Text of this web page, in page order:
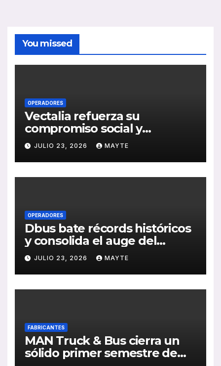
You missed
OPERADORES
Vectalia refuerza su
compromiso social y
medioambiental con la
publicación de su Memoria
de RSC 2025
JULIO 23, 2026 MAYTE
OPERADORES
Dbus bate récords históricos
y consolida el auge del
transporte público en San
Sebastián
JULIO 23, 2026 MAYTE
FABRICANTES
MAN Truck & Bus cierra un
sólido primer semestre de